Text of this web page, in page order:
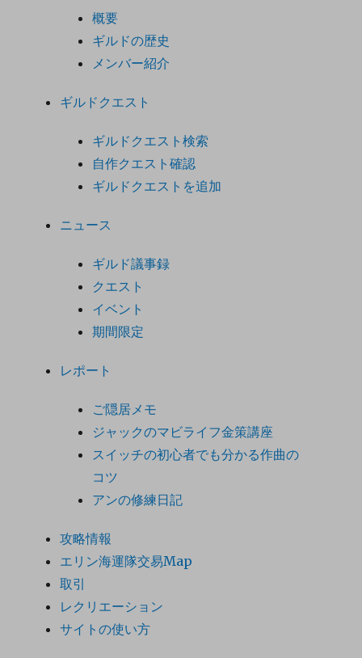
概要
ギルドの歴史
メンバー紹介
ギルドクエスト
ギルドクエスト検索
自作クエスト確認
ギルドクエストを追加
ニュース
ギルド議事録
クエスト
イベント
期間限定
レポート
ご隠居メモ
ジャックのマビライフ金策講座
スイッチの初心者でも分かる作曲の
コツ
アンの修練日記
攻略情報
エリン海運隊交易Map
取引
レクリエーション
サイトの使い方